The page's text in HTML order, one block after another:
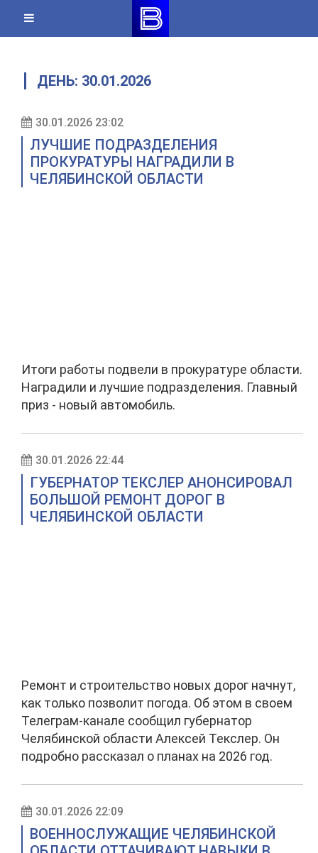
content
ДЕНЬ: 30.01.2026
30.01.2026 23:02
ЛУЧШИЕ ПОДРАЗДЕЛЕНИЯ
ПРОКУРАТУРЫ НАГРАДИЛИ В
ЧЕЛЯБИНСКОЙ ОБЛАСТИ
Итоги работы подвели в прокуратуре области.
Наградили и лучшие подразделения. Главный
приз - новый автомобиль.
30.01.2026 22:44
ГУБЕРНАТОР ТЕКСЛЕР АНОНСИРОВАЛ
БОЛЬШОЙ РЕМОНТ ДОРОГ В
ЧЕЛЯБИНСКОЙ ОБЛАСТИ
Ремонт и строительство новых дорог начнут,
как только позволит погода. Об этом в своем
Телеграм-канале сообщил губернатор
Челябинской области Алексей Текслер. Он
подробно рассказал о планах на 2026 год.
30.01.2026 22:09
ВОЕННОСЛУЖАЩИЕ ЧЕЛЯБИНСКОЙ